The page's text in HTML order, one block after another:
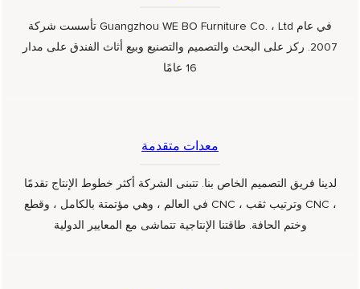
تأسست شركة Guangzhou WE BO Furniture Co. ، Ltd في عام
2007. ركز على البحث والتصميم والتصنيع وبيع أثاث الفندق على مدار
16 عامًا
معدات متقدمة
لدينا فريق التصميم الخاص بنا. تتبنى الشركة أكثر خطوط الإنتاج تقدمًا
في العالم ، وهي مؤتمتة بالكامل ، وقطع CNC ، وترتيب ثقب CNC ،
وختم الحافة. طاقتنا الإنتاجية تتماشى مع المعايير الدولية